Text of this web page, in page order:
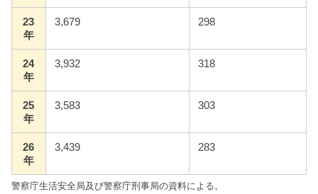
23
年
3,679 298
24
年
3,932 318
25
年
3,583 303
26
年
3,439 283
警察庁生活安全局及び警察庁刑事局の資料による。